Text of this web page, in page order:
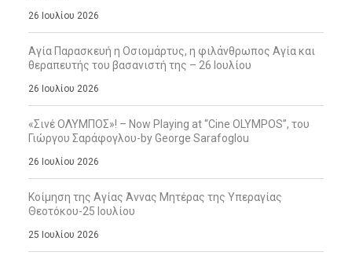
26 Ιουλίου 2026
Αγία Παρασκευή η Οσιομάρτυς, η φιλάνθρωπος Αγία και
θεραπευτής του βασανιστή της – 26 Ιουλίου
26 Ιουλίου 2026
«Σινέ ΟΛΥΜΠΟΣ»! – Now Playing at “Cine OLYMPOS”, του
Γιώργου Σαράφογλου-by George Sarafoglou
26 Ιουλίου 2026
Κοίμηση της Αγίας Άννας Μητέρας της Υπεραγίας
Θεοτόκου-25 Ιουλίου
25 Ιουλίου 2026